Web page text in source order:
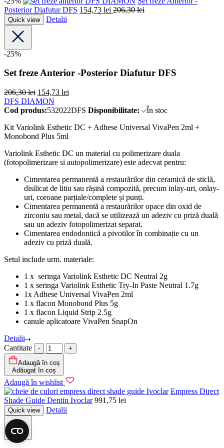
Posterior Diafutur DFS 154,73 lei 206,30lei
Quick view Detalii
-25%
Set freze Anterior -Posterior Diafutur DFS
206,30lei 154,73 lei
DFS DIAMON
Cod produs:532022DFS Disponibilitate:
În stoc
Kit Variolink Esthetic DC + Adhese Universal VivaPen 2ml +
Monobond Plus 5ml
Variolink Esthetic DC un material cu polimerizare duala
(fotopolimerizare si autopolimerizare) este adecvat pentru:
Cimentarea permanentă a restaurărilor din ceramică de sticlă,
disilicat de litiu sau rășină compozită, precum inlay-uri, onlay-
uri, coroane parțiale/complete și punți.
Cimentarea permanentă a restaurărilor opace din oxid de
zirconiu sau metal, dacă se utilizează un adeziv cu priză duală
sau un adeziv fotopolimerizat separat.
Cimentarea endodontică a pivotilor în combinație cu un
adeziv cu priză duală.
Setul include urm. materiale:
1 x seringa Variolink Esthetic DC Neutral 2g
1 x seringa Variolink Esthetic Try-In Paste Neutral 1.7g
1x Adhese Universal VivaPen 2ml
1 x flacon Monobond Plus 5g
1 x flacon Liquid Strip 2.5g
canule aplicatoare VivaPen SnapOn
Detalii
Cantitate
Adaugă în coș
Adăugat în coș
Adaugă în wishlist
Ivoclar Empress Direct
Shade Guide Dentin Ivoclar 991,75 lei
Quick view Detalii